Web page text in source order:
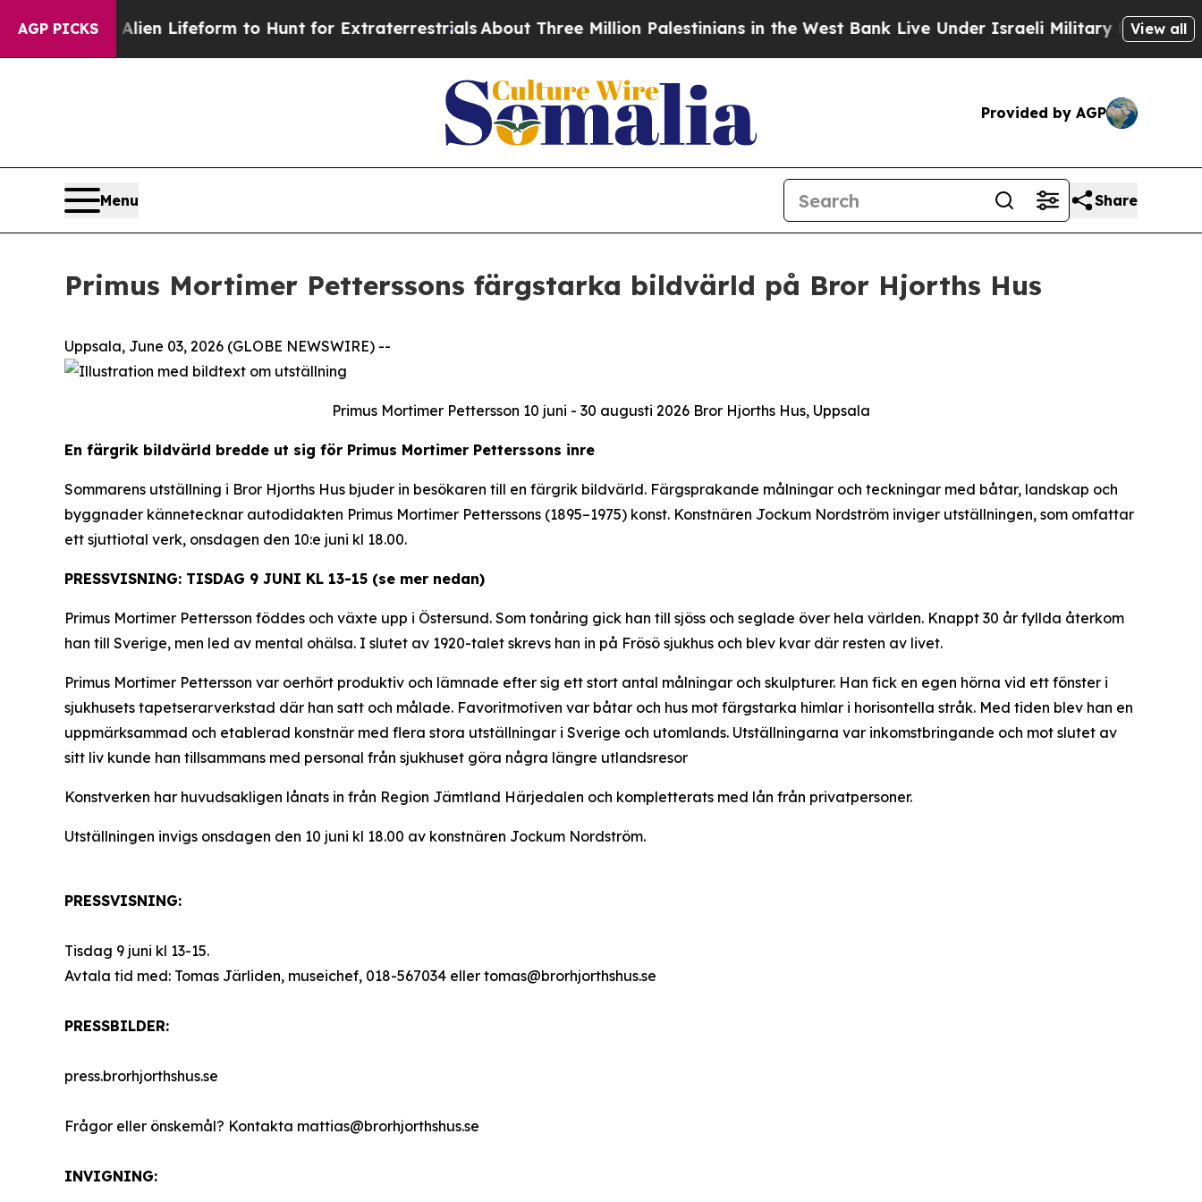
AGP PICKS
Alien Lifeform to Hunt for ExtraterrestrialsAbout Three Million Palestinians in the West Bank Live Under Israeli Military Rule, WhichView all
Provided by AGP
Menu Share
Primus Mortimer Petterssons färgstarka bildvärld på Bror Hjorths Hus
Uppsala, June 03, 2026 (GLOBE NEWSWIRE) --
Primus Mortimer Pettersson 10 juni - 30 augusti 2026 Bror Hjorths Hus, Uppsala
En färgrik bildvärld bredde ut sig för Primus Mortimer Petterssons inre
Sommarens utställning i Bror Hjorths Hus bjuder in besökaren till en färgrik bildvärld. Färgsprakande målningar och teckningar med båtar, landskap och
byggnader kännetecknar autodidakten Primus Mortimer Petterssons (1895–1975) konst. Konstnären Jockum Nordström inviger utställningen, som omfattar
ett sjuttiotal verk, onsdagen den 10:e juni kl 18.00.
PRESSVISNING: TISDAG 9 JUNI KL 13-15 (se mer nedan)
Primus Mortimer Pettersson föddes och växte upp i Östersund. Som tonåring gick han till sjöss och seglade över hela världen. Knappt 30 år fyllda återkom
han till Sverige, men led av mental ohälsa. I slutet av 1920-talet skrevs han in på Frösö sjukhus och blev kvar där resten av livet.
Primus Mortimer Pettersson var oerhört produktiv och lämnade efter sig ett stort antal målningar och skulpturer. Han fick en egen hörna vid ett fönster i
sjukhusets tapetserarverkstad där han satt och målade. Favoritmotiven var båtar och hus mot färgstarka himlar i horisontella stråk. Med tiden blev han en
uppmärksammad och etablerad konstnär med flera stora utställningar i Sverige och utomlands. Utställningarna var inkomstbringande och mot slutet av
sitt liv kunde han tillsammans med personal från sjukhuset göra några längre utlandsresor
Konstverken har huvudsakligen lånats in från Region Jämtland Härjedalen och kompletterats med lån från privatpersoner.
Utställningen invigs onsdagen den 10 juni kl 18.00 av konstnären Jockum Nordström.
PRESSVISNING:
Tisdag 9 juni kl 13-15.
Avtala tid med: Tomas Järliden, museichef, 018-567034 eller tomas@brorhjorthshus.se
PRESSBILDER:
press.brorhjorthshus.se
Frågor eller önskemål? Kontakta mattias@brorhjorthshus.se
INVIGNING: